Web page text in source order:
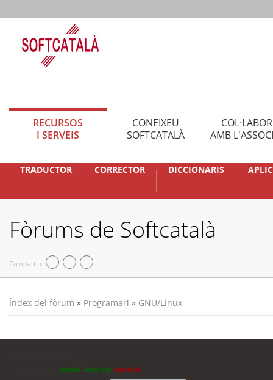
RECURSOS
I SERVEIS
CONEIXEU
SOFTCATALÀ
AMB
TRADUCTOR CORRECTOR DICCIONARIS
Fòrums de Softcatalà
Compartiu
Índex del fòrum » Programari » GNU/Linux
jordis Andreu cubells